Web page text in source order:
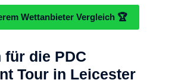
Wettanbieter Vergleich 🏆
für die PDC
Tour in Leicester